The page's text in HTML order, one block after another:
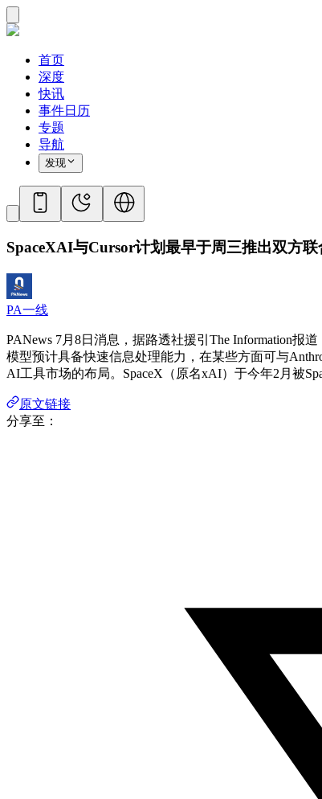
首页
深度
快讯
事件日历
专题
导航
发现
SpaceXAI与Cursor计划最早于周三推出双方
PA一线
PANews 7月8日消息，据路透社援引The Information报
模型预计具备快速信息处理能力，在某些方面可与
AI工具市场的布局。SpaceX（原名xAI）于今年2月被
原文链接
分享至：